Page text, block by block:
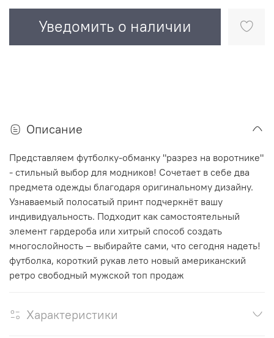
Уведомить о наличии
Описание
Представляем футболку-обманку "разрез на воротнике"
- стильный выбор для модников! Сочетает в себе два
предмета одежды благодаря оригинальному дизайну.
Узнаваемый полосатый принт подчеркнёт вашу
индивидуальность. Подходит как самостоятельный
элемент гардероба или хитрый способ создать
многослойность – выбирайте сами, что сегодня надеть!
футболка, короткий рукав лето новый американский
ретро свободный мужской топ продаж
Характеристики